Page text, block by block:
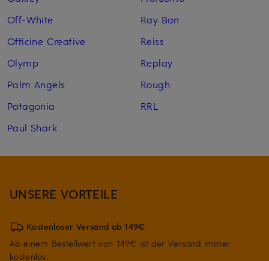
Off-White
Officine Creative
Olymp
Palm Angels
Patagonia
Paul Shark
Ray Ban
Reiss
Replay
Rough
RRL
UNSERE VORTEILE
Kostenloser Versand ab 149€
Ab einem Bestellwert von 149€ ist der Versand immer
kostenlos.